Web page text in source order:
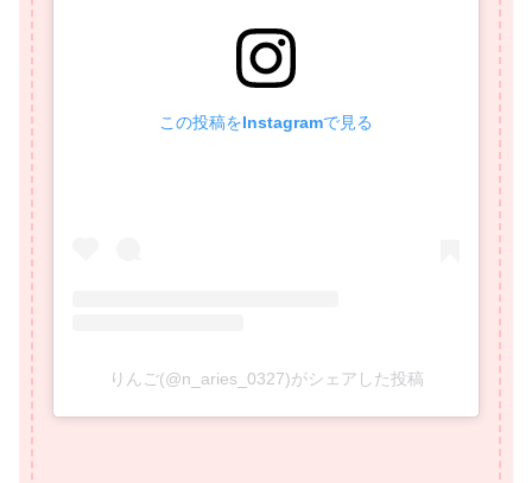
この投稿をInstagramで見る
りんご(@n_aries_0327)がシェアした投稿